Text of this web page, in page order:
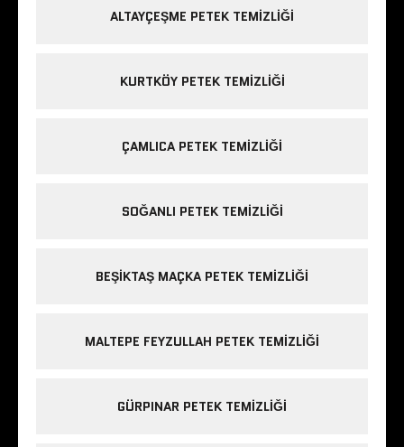
ALTAYÇEŞME PETEK TEMIZLIĞI
KURTKÖY PETEK TEMIZLIĞI
ÇAMLICA PETEK TEMIZLIĞI
SOĞANLI PETEK TEMIZLIĞI
BEŞIKTAŞ MAÇKA PETEK TEMIZLIĞI
MALTEPE FEYZULLAH PETEK TEMIZLIĞI
GÜRPINAR PETEK TEMIZLIĞI